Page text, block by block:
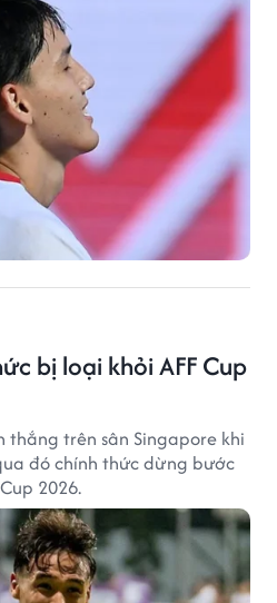
bị loại khỏi AFF Cup
thắng trên sân Singapore khi
đó chính thức dừng bước
2026.